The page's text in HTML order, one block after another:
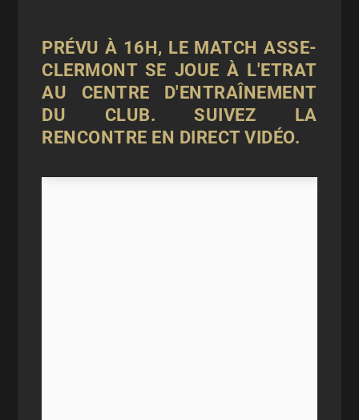
PRÉVU À 16H, LE MATCH ASSE-
CLERMONT SE JOUE À L'ETRAT
AU CENTRE D'ENTRAÎNEMENT
DU CLUB. SUIVEZ LA
RENCONTRE EN DIRECT VIDÉO.